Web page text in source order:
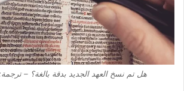
هل تم نسخ العهد الجديد بدقة بالغة؟ –